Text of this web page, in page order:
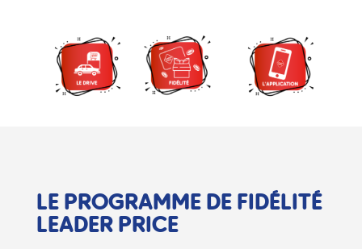
LE PROGRAMMEDE FIDÉLITÉ
LEADER PRICE